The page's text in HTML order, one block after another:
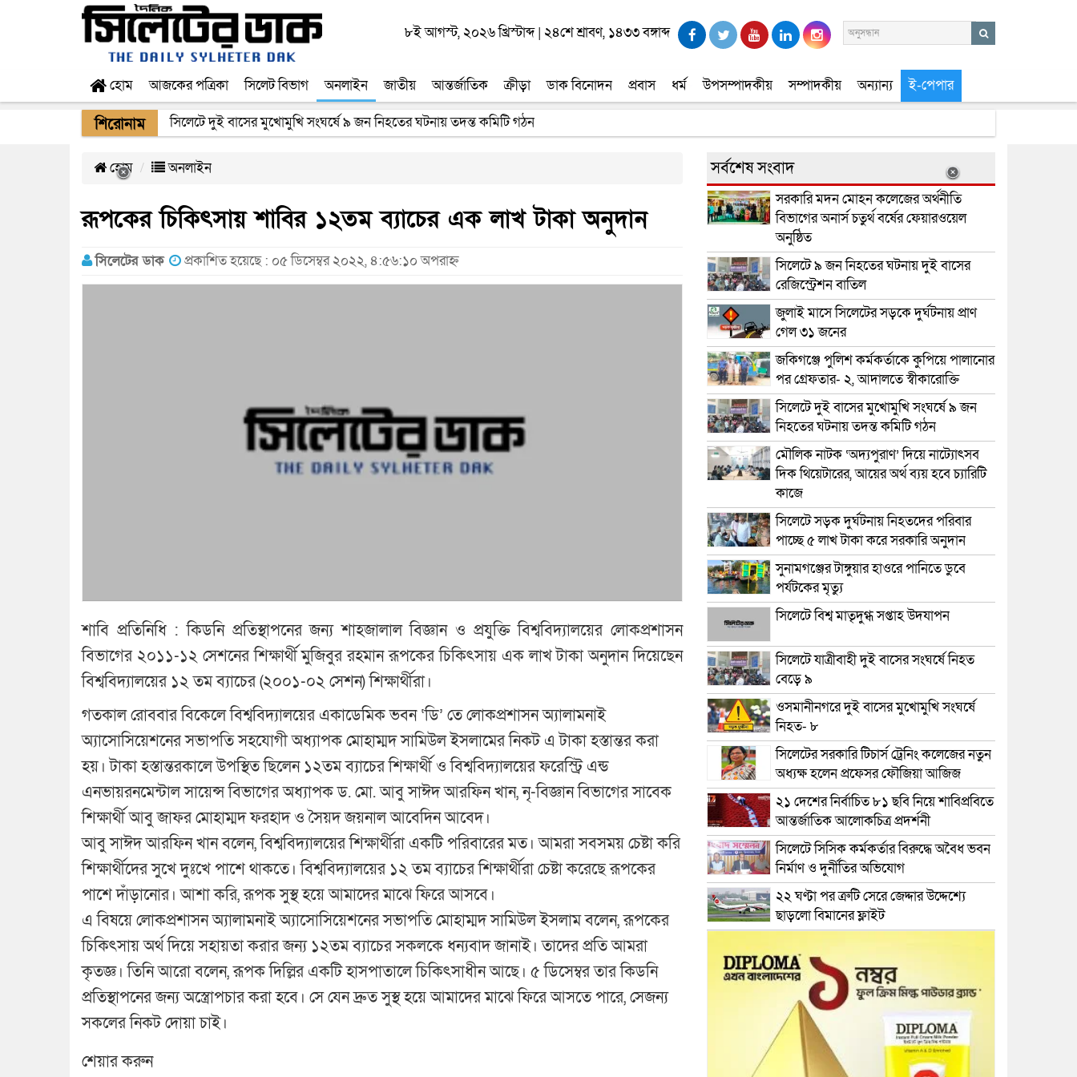
৮ই আগস্ট, ২০২৬ খ্রিস্টাব্দ| ২৪শে শ্রাবণ, ১৪৩৩ বঙ্গাব্দ
হোম আজকের পত্রিকা সিলেট বিভাগ অনলাইন জাতীয় আন্তর্জাতিক ক্রীড়া ডাক বিনোদন প্রবাস ধর্ম উপসম্পাদকীয় সম্পাদকীয় অন্যান্য ই-পেপার
শিরোনাম সিলেটে দুই বাসের মুখোমুখি সংঘর্ষে ৯ জন নিহতের ঘটনায় তদন্ত কমিটি গঠন
হোম অনলাইন
রূপকের চিকিৎসায় শাবির ১২তম ব্যাচের এক লাখ টাকা অনুদান
সিলেটের ডাক প্রকাশিত হয়েছে : ০৫ ডিসেম্বর ২০২২, ৪:৫৬:১০ অপরাহ্ন
শাবি প্রতিনিধি : কিডনি প্রতিস্থাপনের জন্য শাহজালাল বিজ্ঞান ও প্রযুক্তি বিশ্ববিদ্যালয়ের লোকপ্রশাসন
বিভাগের ২০১১-১২ সেশনের শিক্ষার্থী মুজিবুর রহমান রূপকের চিকিৎসায় এক লাখ টাকা অনুদান দিয়েছেন
বিশ্ববিদ্যালয়ের ১২ তম ব্যাচের (২০০১-০২ সেশন) শিক্ষার্থীরা।
গতকাল রোববার বিকেলে বিশ্ববিদ্যালয়ের একাডেমিক ভবন ‘ডি’ তে লোকপ্রশাসন অ্যালামনাই
অ্যাসোসিয়েশনের সভাপতি সহযোগী অধ্যাপক মোহাম্মদ সামিউল ইসলামের নিকট এ টাকা হস্তান্তর করা
হয়। টাকা হস্তান্তরকালে উপস্থিত ছিলেন ১২তম ব্যাচের শিক্ষার্থী ও বিশ্ববিদ্যালয়ের ফরেস্ট্রি এন্ড
এনভায়রনমেন্টাল সায়েন্স বিভাগের অধ্যাপক ড. মো. আবু সাঈদ আরফিন খান, নৃ-বিজ্ঞান বিভাগের সাবেক
শিক্ষার্থী আবু জাফর মোহাম্মদ ফরহাদ ও সৈয়দ জয়নাল আবেদিন আবেদ।
আবু সাঈদ আরফিন খান বলেন, বিশ্ববিদ্যালয়ের শিক্ষার্থীরা একটি পরিবারের মত। আমরা সবসময় চেষ্টা করি
শিক্ষার্থীদের সুখে দুঃখে পাশে থাকতে। বিশ্ববিদ্যালয়ের ১২ তম ব্যাচের শিক্ষার্থীরা চেষ্টা করেছে রূপকের
পাশে দাঁড়ানোর। আশা করি, রূপক সুস্থ হয়ে আমাদের মাঝে ফিরে আসবে।
এ বিষয়ে লোকপ্রশাসন অ্যালামনাই অ্যাসোসিয়েশনের সভাপতি মোহাম্মদ সামিউল ইসলাম বলেন, রূপকের
চিকিৎসায় অর্থ দিয়ে সহায়তা করার জন্য ১২তম ব্যাচের সকলকে ধন্যবাদ জানাই। তাদের প্রতি আমরা
কৃতজ্ঞ। তিনি আরো বলেন, রূপক দিল্লির একটি হাসপাতালে চিকিৎসাধীন আছে। ৫ ডিসেম্বর তার কিডনি
প্রতিস্থাপনের জন্য অস্ত্রোপচার করা হবে। সে যেন দ্রুত সুস্থ হয়ে আমাদের মাঝে ফিরে আসতে পারে, সেজন্য
সকলের নিকট দোয়া চাই।
শেয়ার করুন
সর্বশেষ সংবাদ
সরকারি মদন মোহন কলেজের অর্থনীতি
বিভাগের অনার্স চতুর্থ বর্ষের ফেয়ারওয়েল
অনুষ্ঠিত
সিলেটে ৯ জন নিহতের ঘটনায় দুই বাসের
রেজিস্ট্রেশন বাতিল
জুলাই মাসে সিলেটের সড়কে দুর্ঘটনায় প্রাণ
গেল ৩১ জনের
জকিগঞ্জে পুলিশ কর্মকর্তাকে কুপিয়ে পালানোর
পর গ্রেফতার- ২, আদালতে স্বীকারোক্তি
সিলেটে দুই বাসের মুখোমুখি সংঘর্ষে ৯ জন
নিহতের ঘটনায় তদন্ত কমিটি গঠন
মৌলিক নাটক ‘অদ্যপুরাণ’ দিয়ে নাট্যোৎসব
দিক থিয়েটারের, আয়ের অর্থ ব্যয় হবে চ্যারিটি
কাজে
সিলেটে সড়ক দুর্ঘটনায় নিহতদের পরিবার
পাচ্ছে ৫ লাখ টাকা করে সরকারি অনুদান
সুনামগঞ্জের টাঙ্গুয়ার হাওরে পানিতে ডুবে
পর্যটকের মৃত্যু
সিলেটে বিশ্ব মাতৃদুগ্ধ সপ্তাহ উদযাপন
সিলেটে যাত্রীবাহী দুই বাসের সংঘর্ষে নিহত
বেড়ে ৯
ওসমানীনগরে দুই বাসের মুখোমুখি সংঘর্ষে
নিহত- ৮
সিলেটের সরকারি টিচার্স ট্রেনিং কলেজের নতুন
অধ্যক্ষ হলেন প্রফেসর ফৌজিয়া আজিজ
২১ দেশের নির্বাচিত ৮১ ছবি নিয়ে শাবিপ্রবিতে
আন্তর্জাতিক আলোকচিত্র প্রদর্শনী
সিলেটে সিসিক কর্মকর্তার বিরুদ্ধে অবৈধ ভবন
নির্মাণ ও দুর্নীতির অভিযোগ
২২ ঘণ্টা পর ত্রুটি সেরে জেদ্দার উদ্দেশ্যে
ছাড়লো বিমানের ফ্লাইট